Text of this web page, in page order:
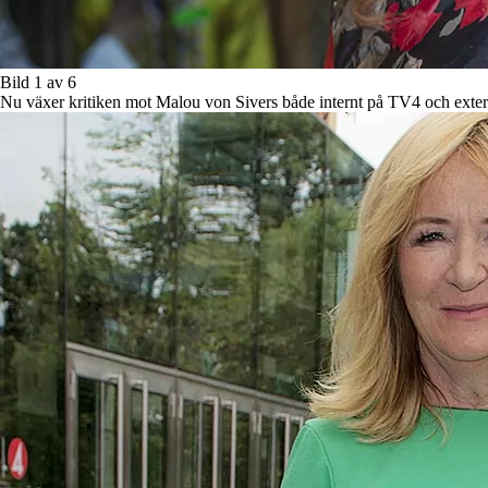
Bild 1 av 6
Nu växer kritiken mot Malou von Sivers både internt på TV4 och